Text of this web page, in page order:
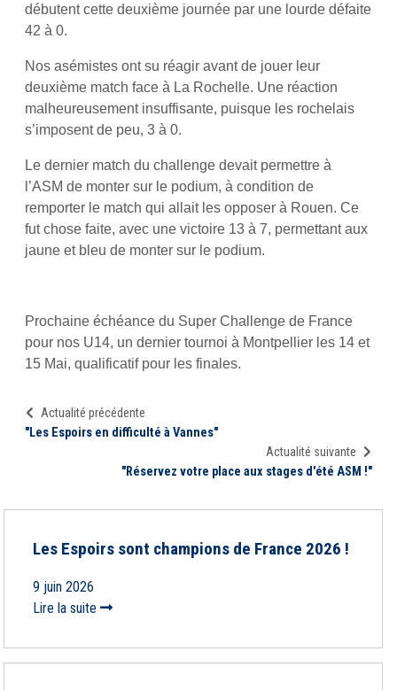
débutent cette deuxième journée par une lourde défaite
42 à 0.
Nos asémistes ont su réagir avant de jouer leur
deuxième match face à La Rochelle. Une réaction
malheureusement insuffisante, puisque les rochelais
s’imposent de peu, 3 à 0.
Le dernier match du challenge devait permettre à
l’ASM de monter sur le podium, à condition de
remporter le match qui allait les opposer à Rouen. Ce
fut chose faite, avec une victoire 13 à 7, permettant aux
jaune et bleu de monter sur le podium.
Prochaine échéance du Super Challenge de France
pour nos U14, un dernier tournoi à Montpellier les 14 et
15 Mai, qualificatif pour les finales.
Actualité précédente
"Les Espoirs en difficulté à Vannes"
Actualité suivante
"Réservez votre place aux stages d'été ASM !"
Les Espoirs sont champions de France 2026 !
9 juin 2026
Lire la suite